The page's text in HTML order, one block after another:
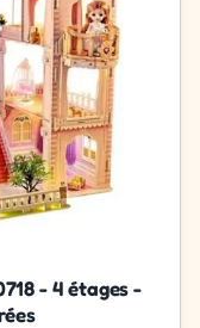
- 4 étages -